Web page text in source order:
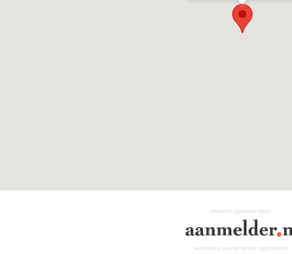
Mogelijk gemaakt door
eenvoudig evenementen organiseren